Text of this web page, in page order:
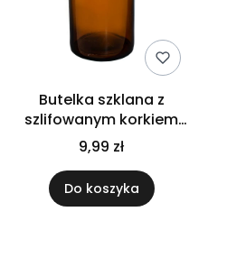
Butelka szklana z
szlifowanym korkiem
500ml
9,99 zł
Do koszyka